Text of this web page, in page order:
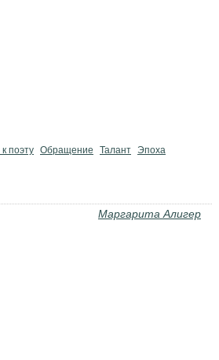
поэту Обращение Талант Эпоха
Маргарита Алигер